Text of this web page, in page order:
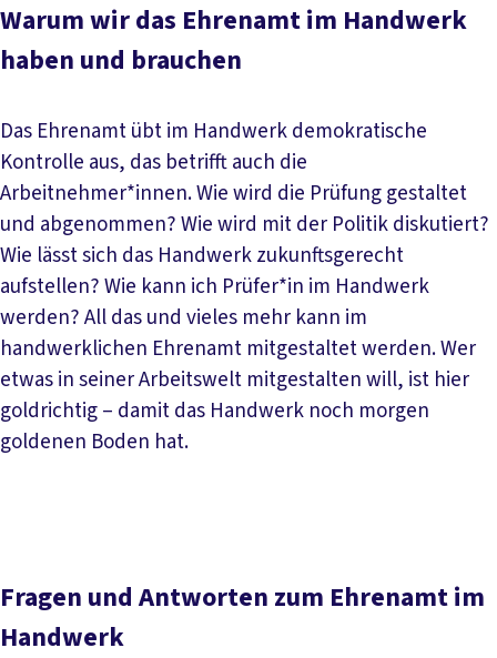
Warum wir das Ehrenamt im Handwerk
haben und brauchen
Das Ehrenamt übt im Handwerk demokratische
Kontrolle aus, das betrifft auch die
Arbeitnehmer*innen. Wie wird die Prüfung gestaltet
und abgenommen? Wie wird mit der Politik diskutiert?
Wie lässt sich das Handwerk zukunftsgerecht
aufstellen? Wie kann ich Prüfer*in im Handwerk
werden? All das und vieles mehr kann im
handwerklichen Ehrenamt mitgestaltet werden. Wer
etwas in seiner Arbeitswelt mitgestalten will, ist hier
goldrichtig – damit das Handwerk noch morgen
goldenen Boden hat.
Fragen und Antworten zum Ehrenamt im
Handwerk